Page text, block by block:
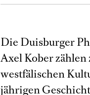
Die Duisburger
Axel Kober
westfälischen
jährigen